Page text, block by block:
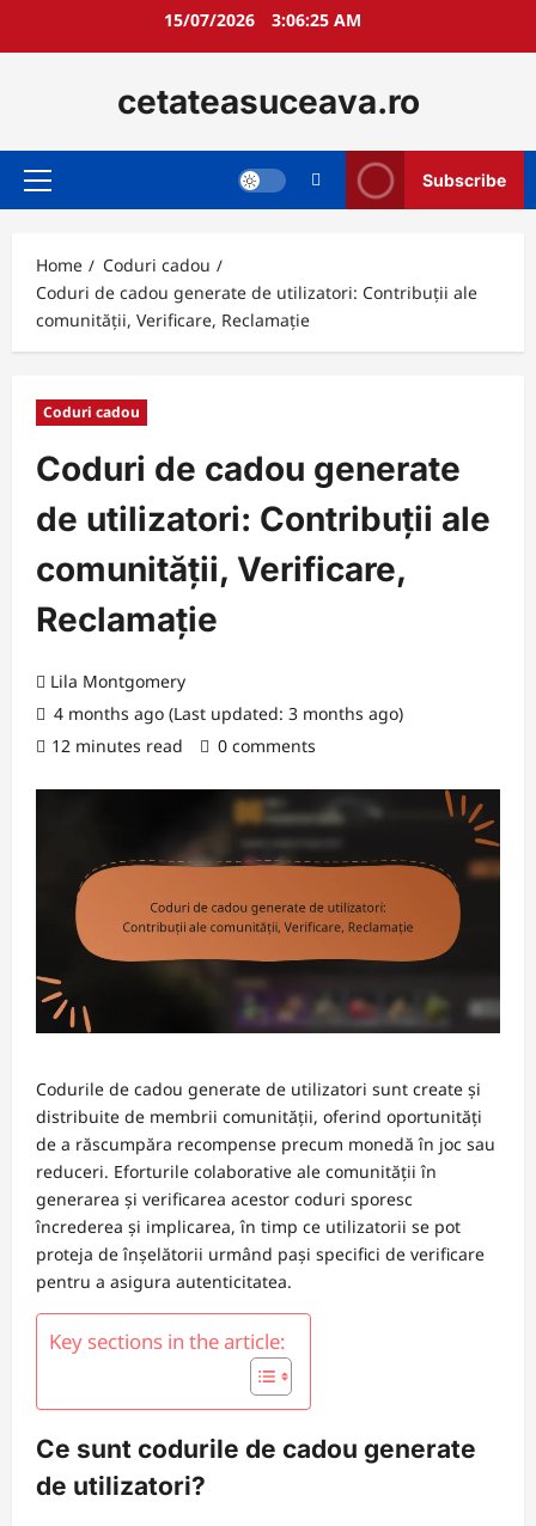
15/07/2026 3:06:27 AM
cetateasuceava.ro
Primary
Subscribe
Home
Coduri cadou
Coduri de cadou generate de utilizatori: Contribuții ale
comunității, Verificare, Reclamație
Coduri cadou
Coduri de cadou generate
de utilizatori: Contribuții ale
comunității, Verificare,
Reclamație
Lila Montgomery
4 months ago (Last updated: 3 months ago)
12 minutes read
0 comments
Codurile de cadou generate de utilizatori sunt create și
distribuite de membrii comunității, oferind oportunități
de a răscumpăra recompense precum monedă în joc sau
reduceri. Eforturile colaborative ale comunității în
generarea și verificarea acestor coduri sporesc
încrederea și implicarea, în timp ce utilizatorii se pot
proteja de înșelătorii urmând pași specifici de verificare
pentru a asigura autenticitatea.
Key sections in the article:
Ce sunt codurile de cadou generate
de utilizatori?